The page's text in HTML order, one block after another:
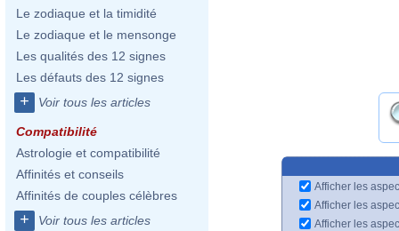
Le zodiaque et la timidité
Le zodiaque et le mensonge
Les qualités des 12 signes
Les défauts des 12 signes
+ Voir tous les articles
Compatibilité
Astrologie et compatibilité
Affinités et conseils
Affinités de couples célèbres
+ Voir tous les articles
Afficher les
Afficher les
Afficher les